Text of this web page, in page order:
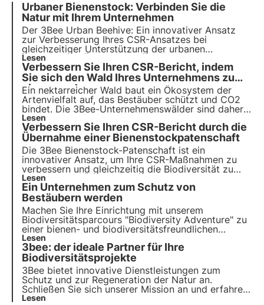
Urbaner Bienenstock: Verbinden Sie die
Natur mit Ihrem Unternehmen
Der 3Bee Urban Beehive: Ein innovativer Ansatz
zur Verbesserung Ihres CSR-Ansatzes bei
gleichzeitiger Unterstützung der urbanen
Biodiversität. Übernehmen Sie die Patenschaft für
einen vernetzten Bienenstock und überwachen Sie
Ihre Bienen von Ihrer App aus, während Sie Ihre
Mitarbeiter über die Bedeutung der Bestäubung
aufklären.
Lesen
Verbessern Sie Ihren CSR-Bericht, indem
Sie sich den Wald Ihres Unternehmens zu
eigen machen
Ein nektarreicher Wald baut ein Ökosystem der
Artenvielfalt auf, das Bestäuber schützt und CO2
bindet. Die 3Bee-Unternehmenswälder sind daher
eine innovative Lösung für Unternehmen, die einen
positiven Einfluss auf die Umwelt haben wollen.
Lesen
Verbessern Sie Ihren CSR-Bericht durch die
Übernahme einer Bienenstockpatenschaft
Die 3Bee Bienenstock-Patenschaft ist ein
innovativer Ansatz, um Ihre CSR-Maßnahmen zu
verbessern und gleichzeitig die Biodiversität zu
unterstützen. Übernehmen Sie eine Patenschaft für
einen vernetzten Bienenstock und überwachen Sie
Ihre Bienen von Ihrer App aus, während Sie Ihre
Mitarbeiter für die Bedeutung der Bestäubung
sensibilisieren.
Lesen
Ein Unternehmen zum Schutz von
Bestäubern werden
Machen Sie Ihre Einrichtung mit unserem
Biodiversitätsparcours "Biodiversity Adventure" zu
einer bienen- und biodiversitätsfreundlichen
Einrichtung. So sensibilisieren Sie Ihre Mitarbeiter
und Besucher für die Bedeutung der Erhaltung der
Biodiversität.
Lesen
3bee: der ideale Partner für Ihre
Biodiversitätsprojekte
3Bee bietet innovative Dienstleistungen zum
Schutz und zur Regeneration der Natur an.
Schließen Sie sich unserer Mission an und erfahren
Sie, wie Technologie und Nachhaltigkeit
Lesen